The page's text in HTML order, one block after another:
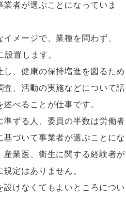
者が選ぶことになっていま
メージで、業種を問わず、
置します。
、健康の保持増進を図るため
査、活動の実施などについて話
べることが仕事です。
準ずる人、委員の半数は労働者
づいて事業者が選ぶことにな
産業医、衛生に関する経験者が
定はありません。
けなくてもよいところについ